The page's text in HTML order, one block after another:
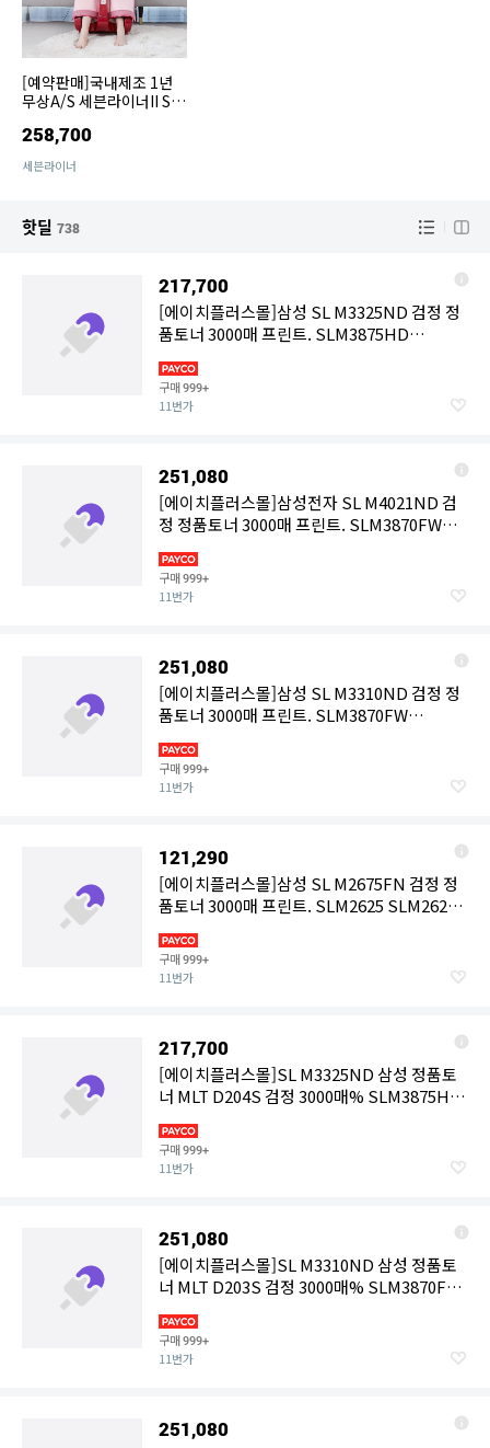
[예약판매]국내제조 1년
무상A/S 세븐라이너II SL
온열 안마기
258,700
세븐라이너
핫딜 738
217,700
[에이치플러스몰]삼성 SL M3325ND 검정 정
품토너 3000매 프린트. SLM3875HD
구매999+
11번가
251,080
[에이치플러스몰]삼성전자 SL M4021ND 검
정 정품토너 3000매 프린트. SLM3870FW
구매999+
11번가
251,080
[에이치플러스몰]삼성 SL M3310ND 검정 정
품토너 3000매 프린트. SLM3870FW
구매999+
11번가
121,290
[에이치플러스몰]삼성 SL M2675FN 검정 정
품토너 3000매 프린트. SLM2625 SLM2626
구매999+
11번가
217,700
[에이치플러스몰]SL M3325ND 삼성 정품토
너 MLT D204S 검정 3000매% SLM3875HD
구매999+
11번가
251,080
[에이치플러스몰]SL M3310ND 삼성 정품토
너 MLT D203S 검정 3000매% SLM3870FW
구매999+
11번가
251,080